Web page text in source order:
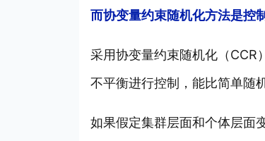
而协变量约束随机化方法是控
采用协变量约束随机化（CCR
不平衡进行控制，能比简单随
如果假定集群层面和个体层面